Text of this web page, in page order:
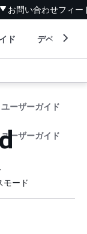
お問い合わせフィー
ド デベロッパ
ユーザーガイド
ユーザーガイド
モード